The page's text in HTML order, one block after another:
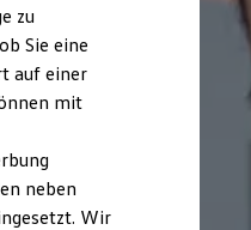
zu
Sie eine
auf einer
mit
neben
Wir